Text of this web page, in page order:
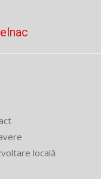
locală